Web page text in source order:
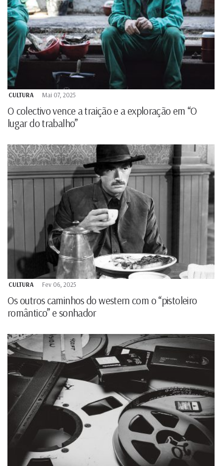
CULTURA Mai 07, 2025
O colectivo vence a traição e a exploração em “O
lugar do trabalho”
CULTURA Fev 06, 2025
Os outros caminhos do western com o “pistoleiro
romântico” e sonhador